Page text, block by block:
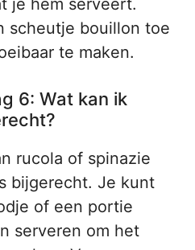
je hem serveert.
scheutje bouillon toe
te maken.
6: Wat kan ik
rucola of spinazie
bijgerecht. Je kunt
of een portie
serveren om het